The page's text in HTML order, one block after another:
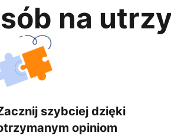
na
szybciej dzięki
opiniom